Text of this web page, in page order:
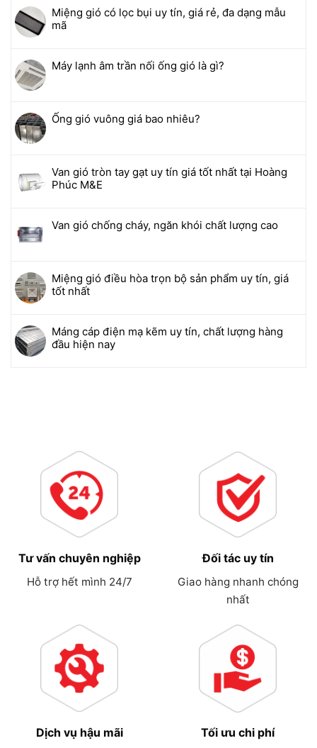
Miệng gió có lọc bụi uy tín, giá rẻ, đa dạng mẫu
mã
Máy lạnh âm trần nối ống gió là gì?
Ống gió vuông giá bao nhiêu?
Van gió tròn tay gạt uy tín giá tốt nhất tại Hoàng
Phúc M&E
Van gió chống cháy, ngăn khói chất lượng cao
Miệng gió điều hòa trọn bộ sản phẩm uy tín, giá
tốt nhất
Máng cáp điện mạ kẽm uy tín, chất lượng hàng
đầu hiện nay
Tư vấn chuyên nghiệp
Hỗ trợ hết mình 24/7
Đối tác uy tín
Giao hàng nhanh chóng
nhất
Dịch vụ hậu mãi Tối ưu chi phí